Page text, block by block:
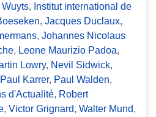
Wuyts, Institut international de
, Jacques Duclaux,
, Johannes Nicolaus
, Leone Maurizio Padoa,
Lowry, Nevil Sidwick,
Paul Karrer, Paul Walden,
d'Actualité, Robert
, Victor Grignard, Walter Mund,